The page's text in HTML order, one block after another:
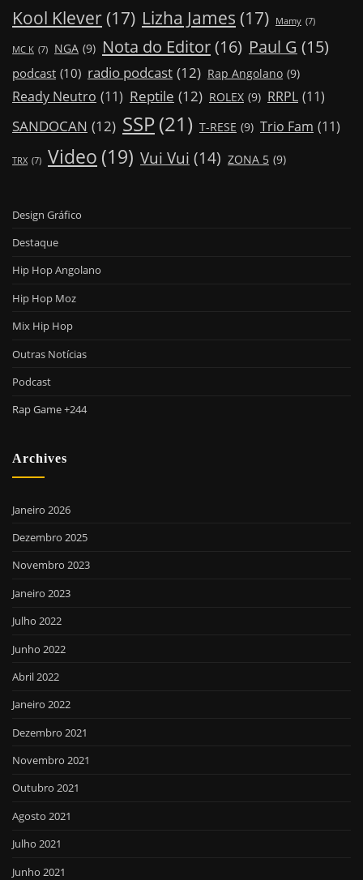
Kool Klever (17) Lizha James (17) Mamy (7)
MC K (7) NGA (9) Nota do Editor(16) Paul G (15)
podcast (10) radio podcast (12) Rap Angolano (9)
Ready Neutro (11) Reptile (12) ROLEX (9) RRPL (11)
SANDOCAN (12) SSP(21) T-RESE (9) Trio Fam (11)
TRX (7) Video (19) Vui Vui (14) ZONA 5 (9)
Design Gráfico
Destaque
Hip Hop Angolano
Hip Hop Moz
Mix Hip Hop
Outras Notícias
Podcast
Rap Game +244
Archives
Janeiro 2026
Dezembro 2025
Novembro 2023
Janeiro 2023
Julho 2022
Junho 2022
Abril 2022
Janeiro 2022
Dezembro 2021
Novembro 2021
Outubro 2021
Agosto 2021
Julho 2021
Junho 2021